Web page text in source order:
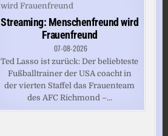
Streaming: Menschenfreund wird
Frauenfreund
07-08-2026
Ted Lasso ist zurück: Der beliebteste
Fußballtrainer der USA coacht in
der vierten Staffel das Frauenteam
des AFC Richmond –...